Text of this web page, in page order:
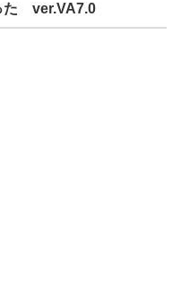
た ver.VA7.0